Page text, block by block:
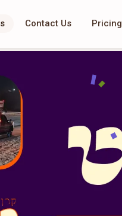
Contact Us Pricing